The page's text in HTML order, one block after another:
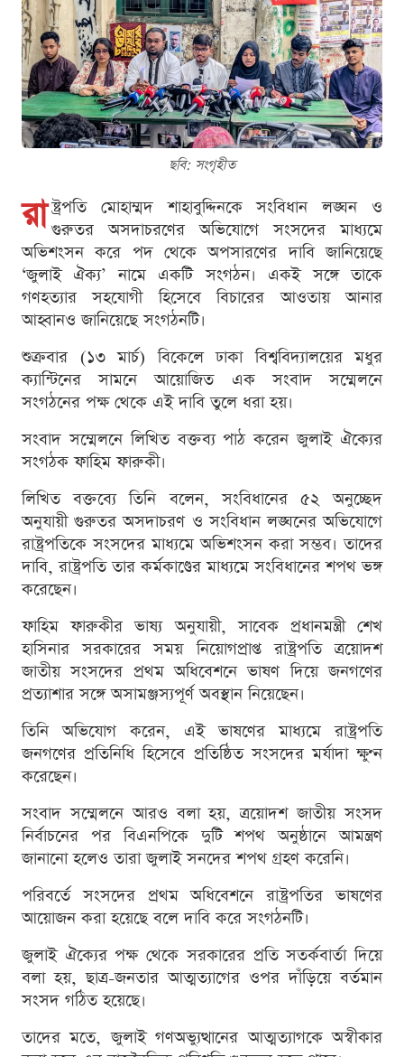
ছবি: সংগৃহীত
রা ষ্ট্রপতি মোহাম্মদ শাহাবুদ্দিনকে সংবিধান লঙ্ঘন ও
গুরুতর অসদাচরণের অভিযোগে সংসদের মাধ্যমে
অভিশংসন করে পদ থেকে অপসারণের দাবি জানিয়েছে
‘জুলাই ঐক্য’ নামে একটি সংগঠন। একই সঙ্গে তাকে
গণহত্যার সহযোগী হিসেবে বিচারের আওতায় আনার
আহ্বানও জানিয়েছে সংগঠনটি।
শুক্রবার (১৩ মার্চ) বিকেলে ঢাকা বিশ্ববিদ্যালয়ের মধুর
ক্যান্টিনের সামনে আয়োজিত এক সংবাদ সম্মেলনে
সংগঠনের পক্ষ থেকে এই দাবি তুলে ধরা হয়।
সংবাদ সম্মেলনে লিখিত বক্তব্য পাঠ করেন জুলাই ঐক্যের
সংগঠক ফাহিম ফারুকী।
লিখিত বক্তব্যে তিনি বলেন, সংবিধানের ৫২ অনুচ্ছেদ
অনুযায়ী গুরুতর অসদাচরণ ও সংবিধান লঙ্ঘনের অভিযোগে
রাষ্ট্রপতিকে সংসদের মাধ্যমে অভিশংসন করা সম্ভব। তাদের
দাবি, রাষ্ট্রপতি তার কর্মকাণ্ডের মাধ্যমে সংবিধানের শপথ ভঙ্গ
করেছেন।
ফাহিম ফারুকীর ভাষ্য অনুযায়ী, সাবেক প্রধানমন্ত্রী শেখ
হাসিনার সরকারের সময় নিয়োগপ্রাপ্ত রাষ্ট্রপতি ত্রয়োদশ
জাতীয় সংসদের প্রথম অধিবেশনে ভাষণ দিয়ে জনগণের
প্রত্যাশার সঙ্গে অসামঞ্জস্যপূর্ণ অবস্থান নিয়েছেন।
তিনি অভিযোগ করেন, এই ভাষণের মাধ্যমে রাষ্ট্রপতি
জনগণের প্রতিনিধি হিসেবে প্রতিষ্ঠিত সংসদের মর্যাদা ক্ষুণ্ন
করেছেন।
সংবাদ সম্মেলনে আরও বলা হয়, ত্রয়োদশ জাতীয় সংসদ
নির্বাচনের পর বিএনপিকে দুটি শপথ অনুষ্ঠানে আমন্ত্রণ
জানানো হলেও তারা জুলাই সনদের শপথ গ্রহণ করেনি।
পরিবর্তে সংসদের প্রথম অধিবেশনে রাষ্ট্রপতির ভাষণের
আয়োজন করা হয়েছে বলে দাবি করে সংগঠনটি।
জুলাই ঐক্যের পক্ষ থেকে সরকারের প্রতি সতর্কবার্তা দিয়ে
বলা হয়, ছাত্র-জনতার আত্মত্যাগের ওপর দাঁড়িয়ে বর্তমান
সংসদ গঠিত হয়েছে।
তাদের মতে, জুলাই গণঅভ্যুত্থানের আত্মত্যাগকে অস্বীকার